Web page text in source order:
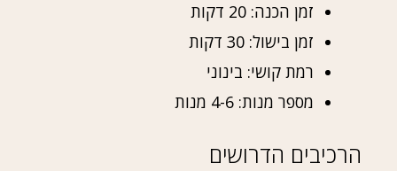
זמן הכנה: 20 דקות
זמן בישול: 30 דקות
רמת קושי: בינוני
מספר מנות: 4-6 מנות
הרכיבים הדרושים